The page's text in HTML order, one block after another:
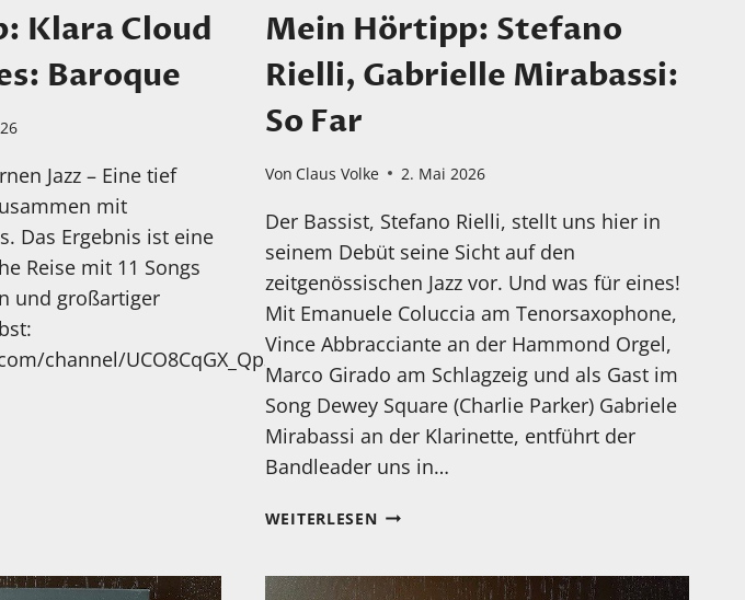
Klara Cloud
Baroque
Jazz – Eine tief
mit
Das Ergebnis ist eine
Reise mit 11 Songs
und großartiger
channel/UCO8CqGX_Qp3Q2KXIbCqD6wg
Mein Hörtipp: Stefano
Rielli, Gabrielle Mirabassi:
So Far
Von Claus Volke 2. Mai 2026
Der Bassist, Stefano Rielli, stellt uns hier in
seinem Debüt seine Sicht auf den
zeitgenössischen Jazz vor. Und was für eines!
Mit Emanuele Coluccia am Tenorsaxophone,
Vince Abbracciante an der Hammond Orgel,
Marco Girado am Schlagzeig und als Gast im
Song Dewey Square (Charlie Parker) Gabriele
Mirabassi an der Klarinette, entführt der
Bandleader uns in…
WEITERLESENMEIN
RIELLI,